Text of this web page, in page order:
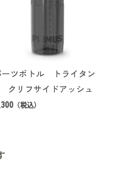
ーツボトル トライタン
クリフサイドアッシュ
（税込）